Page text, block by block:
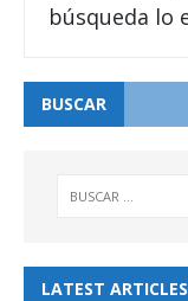
búsqueda lo
BUSCAR
LATEST ARTICLES